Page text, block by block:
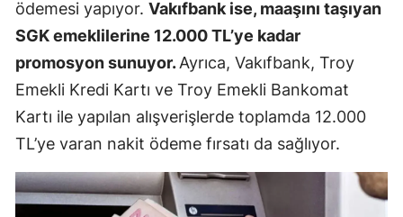
ödemesi yapıyor. Vakıfbank ise, maaşını taşıyan
SGK emeklilerine 12.000 TL’ye kadar
promosyon sunuyor.Ayrıca, Vakıfbank, Troy
Emekli Kredi Kartı ve Troy Emekli Bankomat
Kartı ile yapılan alışverişlerde toplamda 12.000
TL’ye varan nakit ödeme fırsatı da sağlıyor.